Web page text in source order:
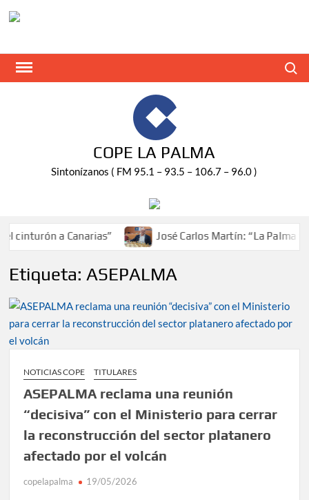
COPE LA PALMA
Sintonízanos ( FM 95.1 – 93.5 – 106.7 – 96.0 )
a Canarias” José Carlos Martín: “La Palma
Etiqueta:ASEPALMA
NOTICIAS COPE TITULARES
ASEPALMA reclama una reunión
“decisiva” con el Ministerio para cerrar
la reconstrucción del sector platanero
afectado por el volcán
copelapalma 19/05/2026